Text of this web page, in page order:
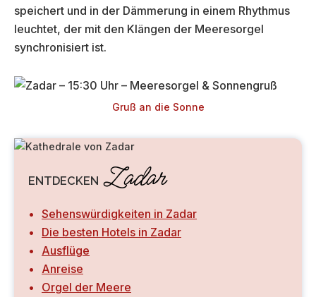
speichert und in der Dämmerung in einem Rhythmus
leuchtet, der mit den Klängen der Meeresorgel
synchronisiert ist.
Gruß an die Sonne
ENTDECKEN Zadar
Sehenswürdigkeiten in Zadar
Die besten Hotels in Zadar
Ausflüge
Anreise
Orgel der Meere